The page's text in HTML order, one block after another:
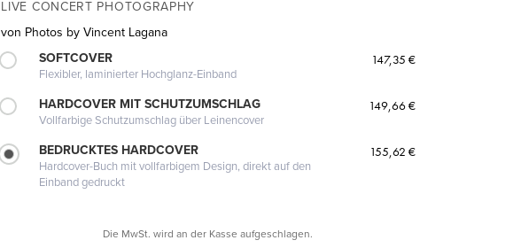
LIVE CONCERT PHOTOGRAPHY
von Photos by Vincent Lagana
SOFTCOVER
Flexibler, laminierter Hochglanz-Einband
147,35 €
HARDCOVER MIT SCHUTZUMSCHLAG
Vollfarbige Schutzumschlag über Leinencover
149,66 €
BEDRUCKTES HARDCOVER
Hardcover-Buch mit vollfarbigem Design, direkt auf den
Einband gedruckt
155,62 €
Die MwSt. wird an der Kasse aufgeschlagen.